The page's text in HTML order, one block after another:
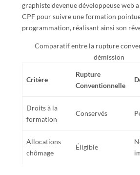
graphiste devenue développeuse web
CPF pour suivre une formation
programmation, réalisant ainsi son
Comparatif entre la rupture
démission
Critère
Rupture
Conventionnelle
Droits à la
formation
Conservés
Allocations
chômage
Éligible